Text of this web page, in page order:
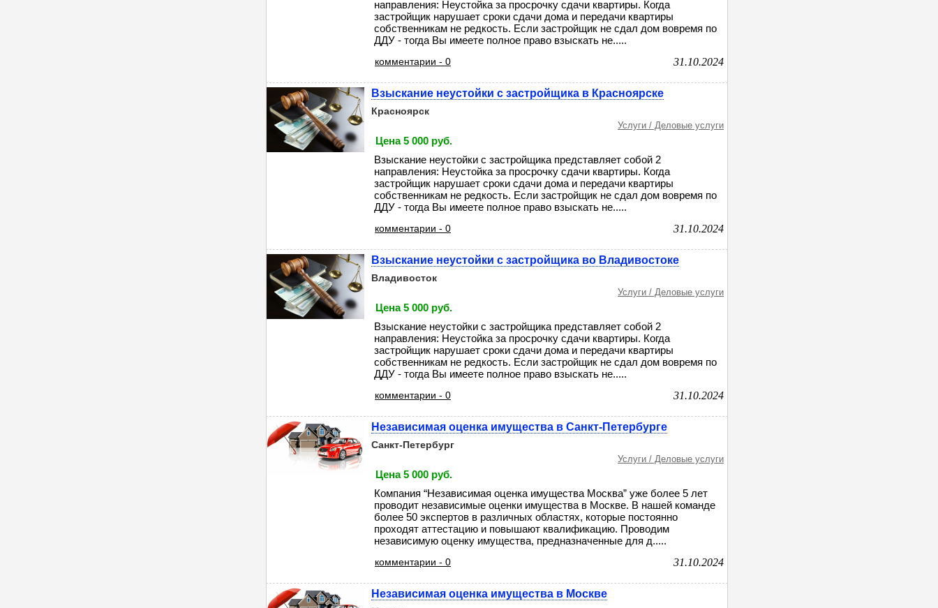
направления: Неустойка за просрочку сдачи квартиры. Когда
застройщик нарушает сроки сдачи дома и передачи квартиры
собственникам не редкость. Если застройщик не сдал дом вовремя по
ДДУ - тогда Вы имеете полное право взыскать не.....
комментарии - 0 31.10.2024
Взыскание неустойки с застройщика в Красноярске
Красноярск
Услуги / Деловые услуги
Цена 5 000 руб.
Взыскание неустойки с застройщика представляет собой 2
направления: Неустойка за просрочку сдачи квартиры. Когда
застройщик нарушает сроки сдачи дома и передачи квартиры
собственникам не редкость. Если застройщик не сдал дом вовремя по
ДДУ - тогда Вы имеете полное право взыскать не.....
комментарии - 0 31.10.2024
Взыскание неустойки с застройщика во Владивостоке
Владивосток
Услуги / Деловые услуги
Цена 5 000 руб.
Взыскание неустойки с застройщика представляет собой 2
направления: Неустойка за просрочку сдачи квартиры. Когда
застройщик нарушает сроки сдачи дома и передачи квартиры
собственникам не редкость. Если застройщик не сдал дом вовремя по
ДДУ - тогда Вы имеете полное право взыскать не.....
комментарии - 0 31.10.2024
Независимая оценка имущества в Санкт-Петербурге
Санкт-Петербург
Услуги / Деловые услуги
Цена 5 000 руб.
Компания “Независимая оценка имущества Москва” уже более 5 лет
проводит независимые оценки имущества в Москве. В нашей команде
более 50 экспертов в различных областях, которые постоянно
проходят аттестацию и повышают квалификацию. Проводим
независимую оценку имущества, предназначенные для д.....
комментарии - 0 31.10.2024
Независимая оценка имущества в Москве